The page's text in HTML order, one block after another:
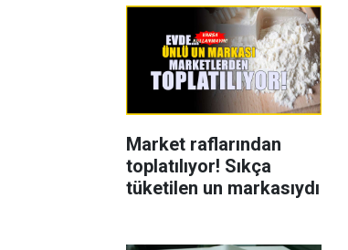
Market raflarından
toplatılıyor! Sıkça
tüketilen un markasıydı